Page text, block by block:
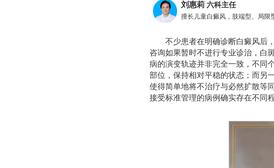
刘惠莉 六科主任
擅长儿童白癜风，肢端型、局限
不少患者在明确诊断白癜风后
咨询如果暂时不进行专业诊治，白
病的演变轨迹并非完全一致，不同
部位，保持相对平稳的状态；而另
使得简单地将不治疗与必然扩散等
接受标准管理的病例确实存在不同